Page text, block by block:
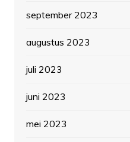
september 2023
augustus 2023
juli 2023
juni 2023
mei 2023